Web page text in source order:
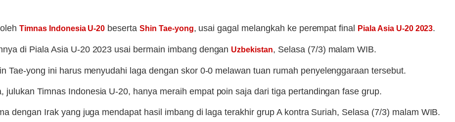
olehTimnas Indonesia U-20 beserta Shin Tae-yong, usai gagal melangkah ke perempat final Piala Asia U-20 2023.
di Piala Asia U-20 2023 usai bermain imbang dengan Uzbekistan, Selasa (7/3) malam WIB.
Tae-yong ini harus menyudahi laga dengan skor 0-0 melawan tuan rumah penyelenggaraan tersebut.
Timnas Indonesia U-20, hanya meraih empat poin saja dari tiga pertandingan fase grup.
dengan Irak yang juga mendapat hasil imbang di laga terakhir grup A kontra Suriah, Selasa (7/3) malam WIB.